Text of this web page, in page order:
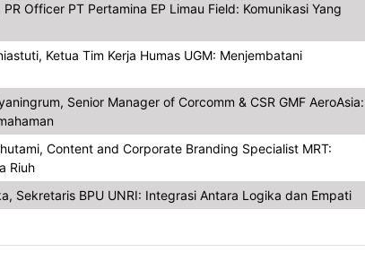
PR Officer PT Pertamina EP Limau Field: Komunikasi Yang
Ketua Tim Kerja Humas UGM: Menjembatani
Senior Manager of Corcomm & CSR GMF AeroAsia:
Content and Corporate Branding Specialist MRT:
Riuh
Sekretaris BPU UNRI: Integrasi Antara Logika dan Empati